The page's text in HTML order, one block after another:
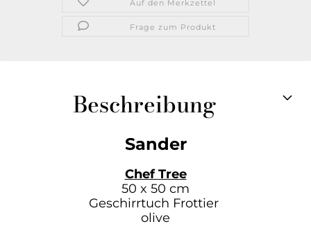
Auf den Merkzettel
Frage zum Produkt
Beschreibung
Sander
Chef Tree
50 x 50 cm
Geschirrtuch Frottier
olive